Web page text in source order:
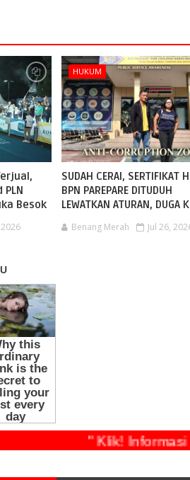
Besok
2026
HUKUM
SUDAH CERAI, SERTIFIKAT
BPN PAREPARE DITUDUH
LEWATKAN ATURAN, DUGA
Benang Merah Jul 26,
" Klik!